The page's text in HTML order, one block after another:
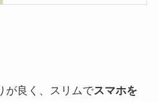
が良く、スリムでスマホを